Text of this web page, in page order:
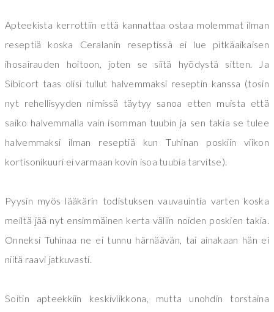
Apteekista kerrottiin että kannattaa ostaa molemmat ilman
reseptiä koska Ceralanin reseptissä ei lue pitkäaikaisen
ihosairauden hoitoon, joten se siitä hyödystä sitten. Ja
Sibicort taas olisi tullut halvemmaksi reseptin kanssa (tosin
nyt rehellisyyden nimissä täytyy sanoa etten muista että
saiko halvemmalla vain isomman tuubin ja sen takia se tulee
halvemmaksi ilman reseptiä kun Tuhinan poskiin viikon
kortisonikuuri ei varmaan kovin isoa tuubia tarvitse).
Pyysin myös lääkärin todistuksen vauvauintia varten koska
meiltä jää nyt ensimmäinen kerta väliin noiden poskien takia.
Onneksi Tuhinaa ne ei tunnu härnäävän, tai ainakaan hän ei
niitä raavi jatkuvasti.
Soitin apteekkiin keskiviikkona, mutta unohdin torstaina